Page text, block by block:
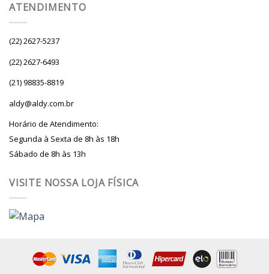
ATENDIMENTO
(22) 2627-5237
(22) 2627-6493
(21) 98835-8819
aldy@aldy.com.br
Horário de Atendimento:
Segunda à Sexta de 8h às 18h
Sábado de 8h às 13h
VISITE NOSSA LOJA FÍSICA